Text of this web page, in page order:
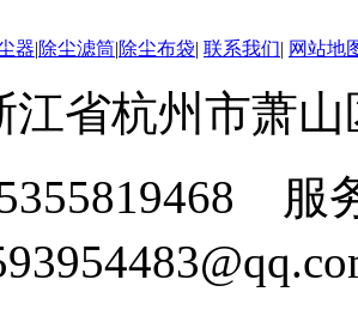
器|除尘滤筒|除尘布袋| 联系我们| 网站地
江省杭州市萧
服